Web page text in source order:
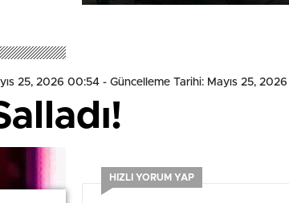
25, 2026 00:54 - Güncelleme Tarihi: Mayıs 25,
HIZLI YORUM YAP